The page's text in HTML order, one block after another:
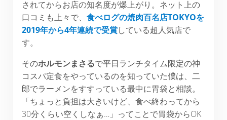
されてからお店の知名度が爆上がり。ネット上の
口コミも上々で、 食べログの焼肉百名店TOKYOを
2019年から4年連続で受賞している超人気店で
す。
そのホルモンまさるで平日ランチタイム限定の神
コスパ定食をやっているのを知っていた僕は、二
郎でラーメンをすすっている最中に胃袋と相談。
「ちょっと負担は大きいけど、食べ終わってから
30分くらい空くしなぁ…」ってことで胃袋からOK